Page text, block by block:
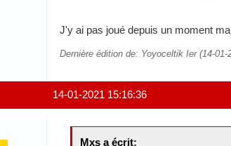
J'y ai pas joué depuis un moment
Dernière édition de: Yoyoceltik Ier (14-01-
14-01-2021 15:16:36
Mxs a écrit: